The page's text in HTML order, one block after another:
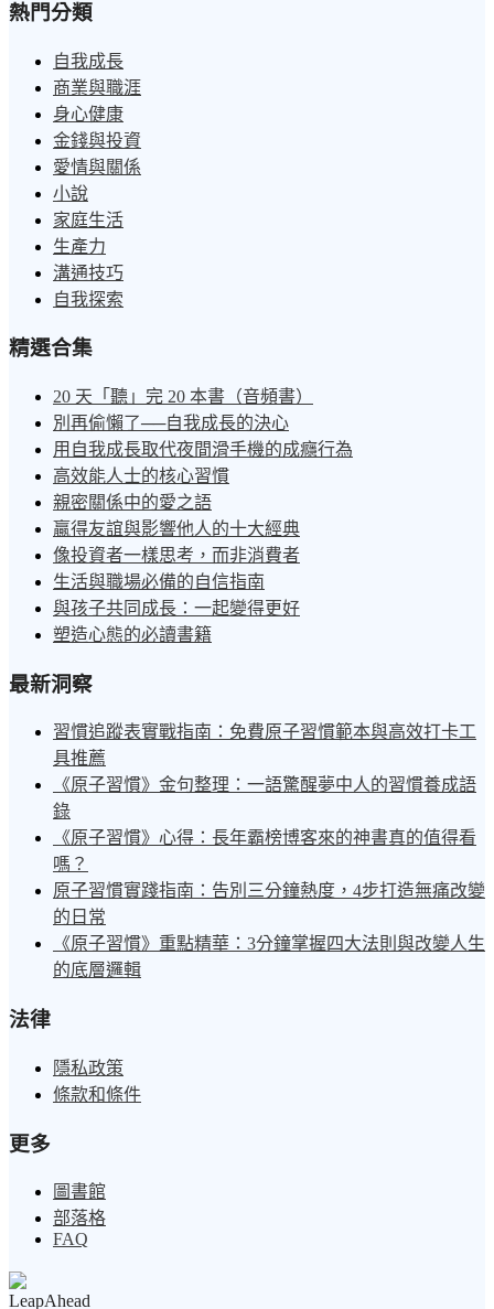
熱門分類
自我成長
商業與職涯
身心健康
金錢與投資
愛情與關係
小說
家庭生活
生產力
溝通技巧
自我探索
精選合集
20 天「聽」完 20 本書（音頻書）
別再偷懶了──自我成長的決心
用自我成長取代夜間滑手機的成癮行為
高效能人士的核心習慣
親密關係中的愛之語
贏得友誼與影響他人的十大經典
像投資者一樣思考，而非消費者
生活與職場必備的自信指南
與孩子共同成長：一起變得更好
塑造心態的必讀書籍
最新洞察
習慣追蹤表實戰指南：免費原子習慣範本與高效打卡工
具推薦
《原子習慣》金句整理：一語驚醒夢中人的習慣養成語
錄
《原子習慣》心得：長年霸榜博客來的神書真的值得看
嗎？
原子習慣實踐指南：告別三分鐘熱度，4步打造無痛改變
的日常
《原子習慣》重點精華：3分鐘掌握四大法則與改變人生
的底層邏輯
法律
隱私政策
條款和條件
更多
圖書館
部落格
FAQ
LeapAhead